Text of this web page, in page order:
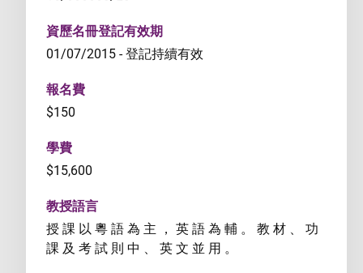
資歷名冊登記有效期
01/07/2015 - 登記持續有效
報名費
$150
學費
$15,600
教授語言
授 課 以 粵 語 為 主 ， 英 語 為 輔 。 教 材 、 功
課 及 考 試 則 中 、 英 文 並 用 。